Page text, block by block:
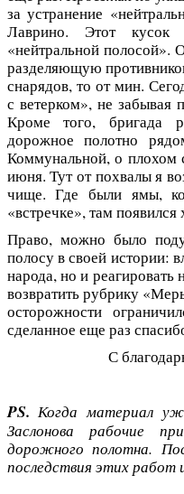
за устранение
Лаврино. Этот
«нейтральной
разделяющую
снарядов, то от мин.
с ветерком», не забывая
Кроме того, бригада
дорожное полотно
Коммунальной, о плохом
июня. Тут от похвалы я
чище. Где были ямы,
«встречке», там
Право, можно было
полосу в своей истории:
народа, но и
возвратить рубрику
осторожности
сделанное еще раз
С
PS. Когда материал
Заслонова рабочие
дорожного полотна.
последствия этих работ